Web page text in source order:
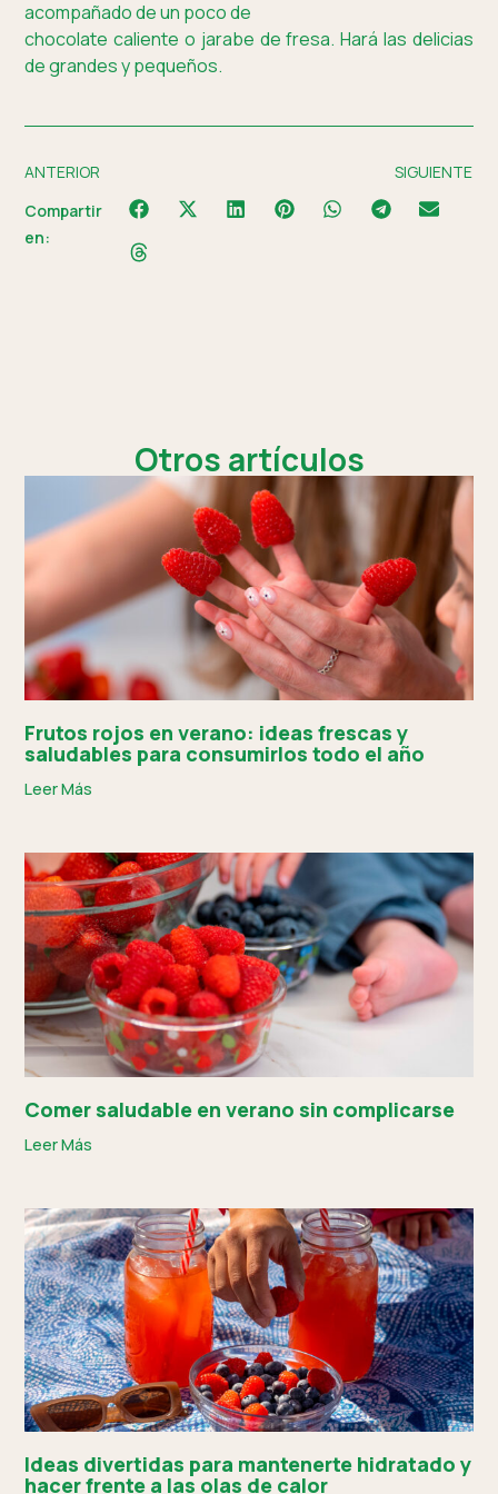
acompañado de un poco de
chocolate caliente o jarabe de fresa. Hará las delicias
de grandes y pequeños.
ANTERIOR
SIGUIENTE
Compartir
en:
Otros artículos
Frutos rojos en verano: ideas frescas y
saludables para consumirlos todo el año
Leer Más
Comer saludable en verano sin complicarse
Leer Más
Ideas divertidas para mantenerte hidratado y
hacer frente a las olas de calor